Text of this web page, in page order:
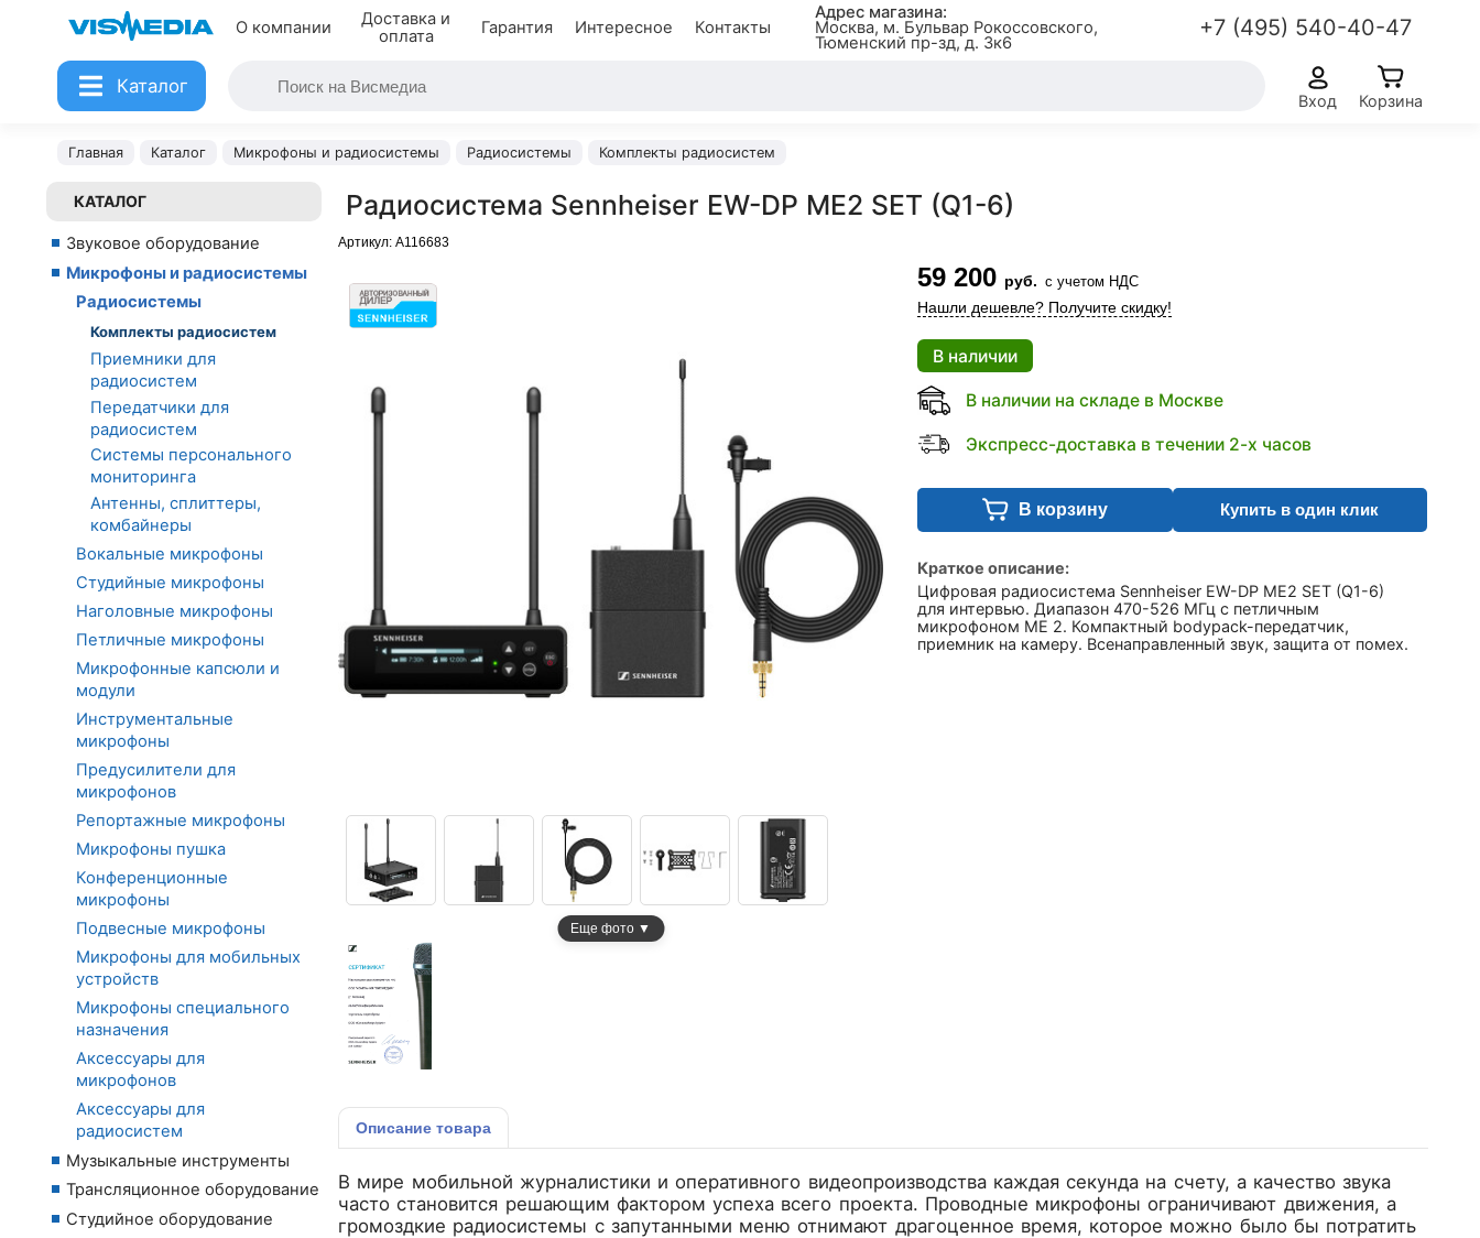
О компании
Доставка и
оплата
Гарантия Интересное Контакты
Адрес магазина:
Москва, м. Бульвар Рокоссовского,
Тюменский пр-зд, д. 3к6
+7 (495) 540-40-47
Каталог
Вход Корзина
Главная Каталог Микрофоны и радиосистемы Радиосистемы Комплекты радиосистем
КАТАЛОГ
Звуковое оборудование
Микрофоны и радиосистемы
Радиосистемы
Комплекты радиосистем
Приемники для
радиосистем
Передатчики для
радиосистем
Системы персонального
мониторинга
Антенны, сплиттеры,
комбайнеры
Вокальные микрофоны
Студийные микрофоны
Наголовные микрофоны
Петличные микрофоны
Микрофонные капсюли и
модули
Инструментальные
микрофоны
Предусилители для
микрофонов
Репортажные микрофоны
Микрофоны пушка
Конференционные
микрофоны
Подвесные микрофоны
Микрофоны для мобильных
устройств
Микрофоны специального
назначения
Аксессуары для
микрофонов
Аксессуары для
радиосистем
Музыкальные инструменты
Трансляционное оборудование
Студийное оборудование
Радиосистема Sennheiser EW-DP ME2 SET (Q1-6)
Артикул: A116683
Еще фото ▼
59 200 руб. с учетом НДС
Нашли дешевле? Получите скидку!
В наличии
В наличии на складе в Москве
Экспресс-доставка в течении 2-х часов
В корзину Купить в один клик
Краткое описание:
Цифровая радиосистема Sennheiser EW-DP ME2 SET (Q1-6)
для интервью. Диапазон 470-526 МГц с петличным
микрофоном ME 2. Компактный bodypack-передатчик,
приемник на камеру. Всенаправленный звук, защита от помех.
Описание товара
В мире мобильной журналистики и оперативного видеопроизводства каждая секунда на счету, а качество звука
часто становится решающим фактором успеха всего проекта. Проводные микрофоны ограничивают движения, а
громоздкие радиосистемы с запутанными меню отнимают драгоценное время, которое можно было бы потратить